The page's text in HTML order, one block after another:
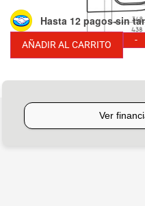
Hasta 12 pagos sin
-
AÑADIR AL CARRITO